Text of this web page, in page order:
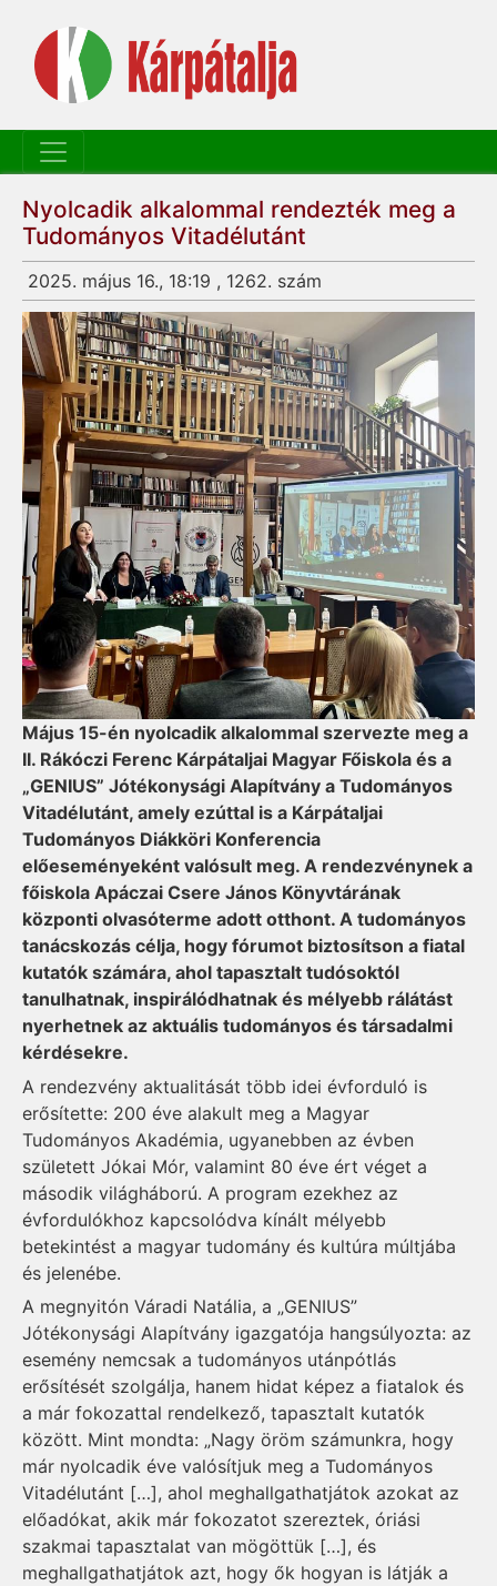
Nyolcadik alkalommal rendezték meg a
Tudományos Vitadélutánt
2025. május 16., 18:19 , 1262. szám
Május 15-én nyolcadik alkalommal szervezte meg a
II. Rákóczi Ferenc Kárpátaljai Magyar Főiskola és a
„GENIUS” Jótékonysági Alapítvány a Tudományos
Vitadélutánt, amely ezúttal is a Kárpátaljai
Tudományos Diákköri Konferencia
előeseményeként valósult meg. A rendezvénynek a
főiskola Apáczai Csere János Könyvtárának
központi olvasóterme adott otthont. A tudományos
tanácskozás célja, hogy fórumot biztosítson a fiatal
kutatók számára, ahol tapasztalt tudósoktól
tanulhatnak, inspirálódhatnak és mélyebb rálátást
nyerhetnek az aktuális tudományos és társadalmi
kérdésekre.
A rendezvény aktualitását több idei évforduló is
erősítette: 200 éve alakult meg a Magyar
Tudományos Akadémia, ugyanebben az évben
született Jókai Mór, valamint 80 éve ért véget a
második világháború. A program ezekhez az
évfordulókhoz kapcsolódva kínált mélyebb
betekintést a magyar tudomány és kultúra múltjába
és jelenébe.
A megnyitón Váradi Natália, a „GENIUS”
Jótékonysági Alapítvány igazgatója hangsúlyozta: az
esemény nemcsak a tudományos utánpótlás
erősítését szolgálja, hanem hidat képez a fiatalok és
a már fokozattal rendelkező, tapasztalt kutatók
között. Mint mondta: „Nagy öröm számunkra, hogy
már nyolcadik éve valósítjuk meg a Tudományos
Vitadélutánt […], ahol meghallgathatjátok azokat az
előadókat, akik már fokozatot szereztek, óriási
szakmai tapasztalat van mögöttük […], és
meghallgathatjátok azt, hogy ők hogyan is látják a